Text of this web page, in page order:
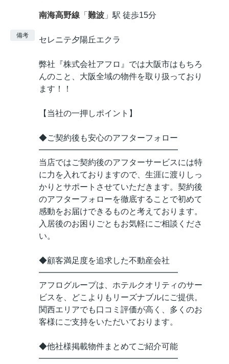
南海高野線 「 難波 」駅 徒歩15分
備考 セレニテ夕陽丘エクラ
弊社『株式会社アフロ』では大阪市はもちろ
んのこと、大阪全域の物件を取り扱っており
ます！！
【当社の一押しポイント】
◆ご契約後も安心のアフターフォロー
━━━━━━━━━━━━━━━━━
当店ではご契約後のアフターサービスには特
に力を入れておりますので、生涯に渡りしっ
かりとサポートさせていただきます。契約後
のアフターフォローを徹底することで初めて
感動をお届けできるものと考えております。
入居後のお困りごともお気軽にご相談くださ
い。
◆顧客満足度を追求した不動産会社
━━━━━━━━━━━━━━━━━
アフログループは、ホテルクオリティのサー
ビスを、どこよりもリーズナブルにご提供。
関西エリアでも口コミ評価が高く、多くのお
客様にご支持をいただいております。
◆他社様掲載物件まとめてご紹介可能
━━━━━━━━━━━━━━━━━